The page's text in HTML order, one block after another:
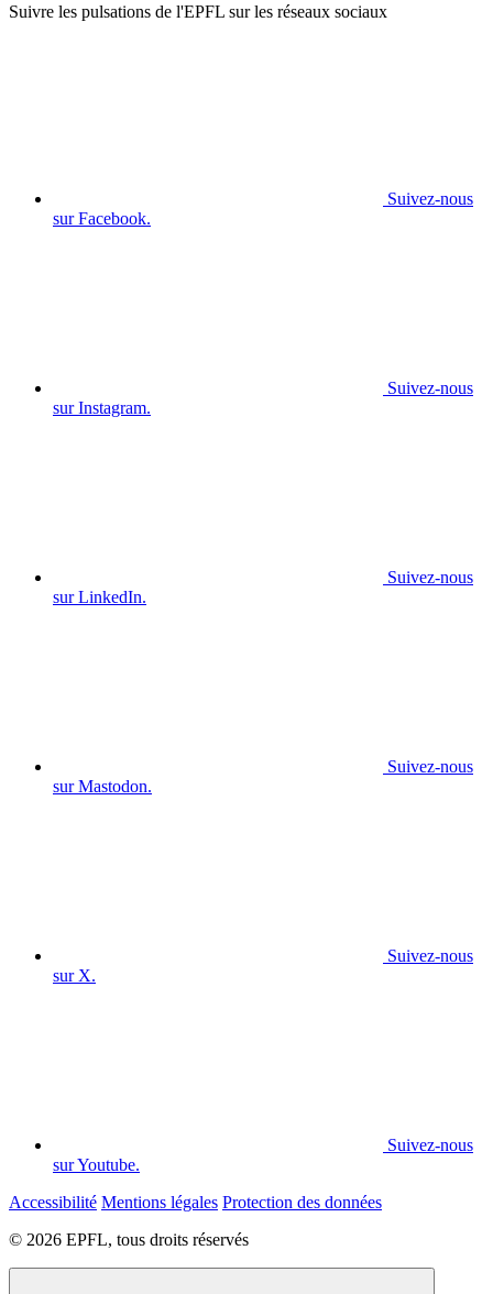
Suivre les pulsations de l'EPFL sur les réseaux sociaux
Suivez-nous
sur Facebook.
Suivez-nous
sur Instagram.
Suivez-nous
sur LinkedIn.
Suivez-nous
sur Mastodon.
Suivez-nous
sur X.
Suivez-nous
sur Youtube.
Accessibilité Mentions légales Protection des données
© 2026 EPFL, tous droits réservés